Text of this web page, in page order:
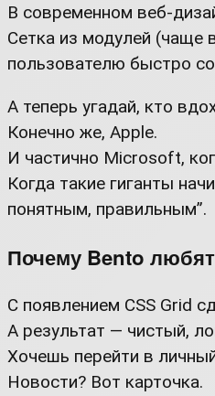
В современном веб-
Сетка из модулей (чаще
пользователю быстро
А теперь угадай, кто
Конечно же, Apple.
И частично Microsoft,
Когда такие гиганты
понятным, правильным”.
Почему Bento
С появлением CSS Grid
А результат — чистый,
Хочешь перейти в
Новости? Вот карточка.